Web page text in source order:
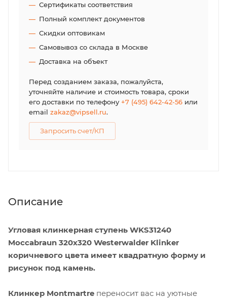
Сертификаты соответствия
Полный комплект документов
Скидки оптовикам
Самовывоз со склада в Москве
Доставка на объект
Перед созданием заказа, пожалуйста,
уточняйте наличие и стоимость товара, сроки
его доставки по телефону+7 (495) 642-42-56 или
email zakaz@vipsell.ru.
Запросить счет/КП
Описание
Угловая клинкерная ступень WKS31240
Moccabraun 320x320 Westerwalder Klinker
коричневого цвета имеет квадратную форму и
рисунок под камень.
Клинкер Montmartre переносит вас на уютные